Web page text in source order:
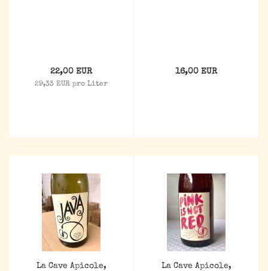
22,00 EUR
29,33 EUR pro Liter
16,00 EUR
La Cave Apicole,
La Cave Apicole,